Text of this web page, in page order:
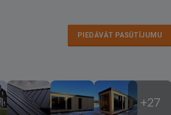
PIEDĀVĀT PASŪTĪJUMU
+27